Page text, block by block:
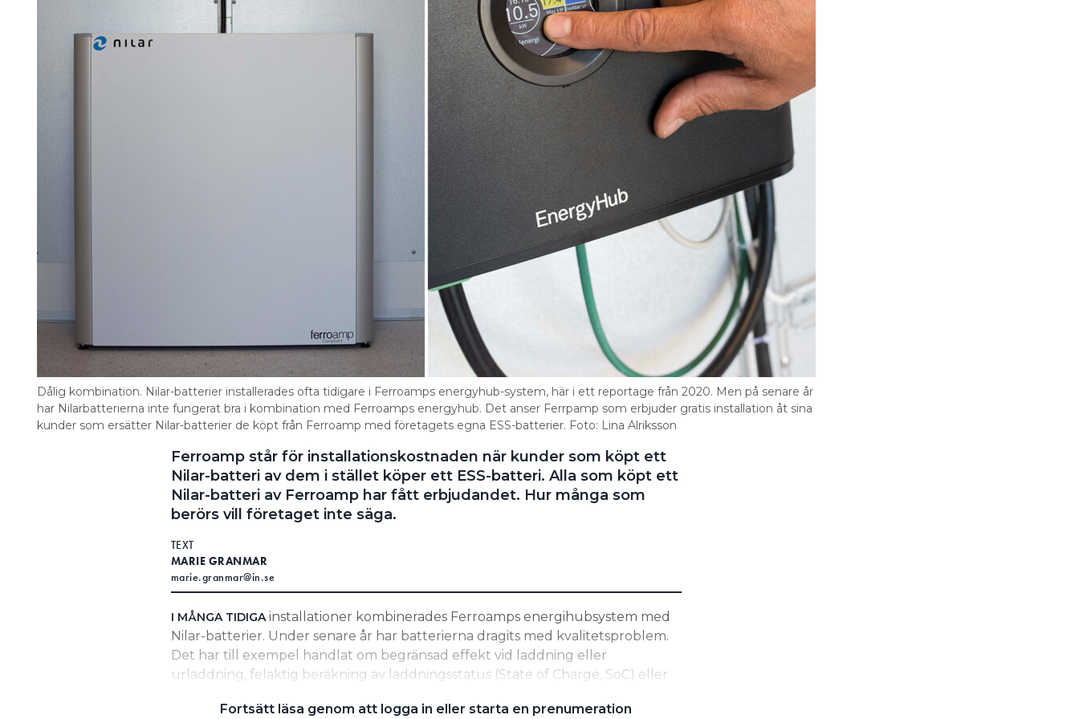
Dålig kombination. Nilar-batterier installerades ofta tidigare i Ferroamps energyhub-system, här i ett reportage från 2020. Men på senare år
har Nilarbatterierna inte fungerat bra i kombination med Ferroamps energyhub. Det anser Ferrpamp som erbjuder gratis installation åt sina
kunder som ersätter Nilar-batterier de köpt från Ferroamp med företagets egna ESS-batterier. Foto: Lina Alriksson
Ferroamp står för installationskostnaden när kunder som köpt ett
Nilar-batteri av dem i stället köper ett ESS-batteri. Alla som köpt ett
Nilar-batteri av Ferroamp har fått erbjudandet. Hur många som
berörs vill företaget inte säga.
TEXT
MARIE GRANMAR
marie.granmar@in.se
I MÅNGA TIDIGAinstallationer kombinerades Ferroamps energihubsystem med
Nilar-batterier. Under senare år har batterierna dragits med kvalitetsproblem.
Det har till exempel handlat om begränsad effekt vid laddning eller
urladdning, felaktig beräkning av laddningsstatus (State of Charge, SoC) eller
(Battery Management System).
Fortsätt läsa genom att logga in eller starta en prenumeration